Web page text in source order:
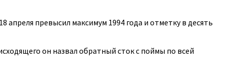
превысил максимум 1994 года и отметку в десять
он назвал обратный сток с поймы по всей